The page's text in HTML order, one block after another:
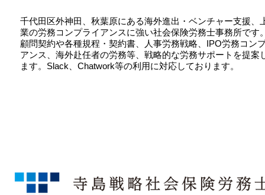
千代田区外神田、秋葉原にある海外進出・ベンチャー支援、
業の労務コンプライアンスに強い社会保険労務士事務所です
顧問契約や各種規程・契約書、人事労務戦略、IPO労務コン
アンス、海外赴任者の労務等、戦略的な労務サポートを提案
ます。Slack、Chatwork等の利用に対応しております。